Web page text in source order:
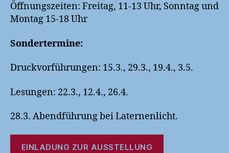
Öffnungszeiten: Freitag, 11-13 Uhr, Sonntag und
Montag 15-18 Uhr
Sondertermine:
Druckvorführungen: 15.3., 29.3., 19.4., 3.5.
Lesungen: 22.3., 12.4., 26.4.
28.3. Abendführung bei Laternenlicht.
EINLADUNG ZUR AUSSTELLUNG